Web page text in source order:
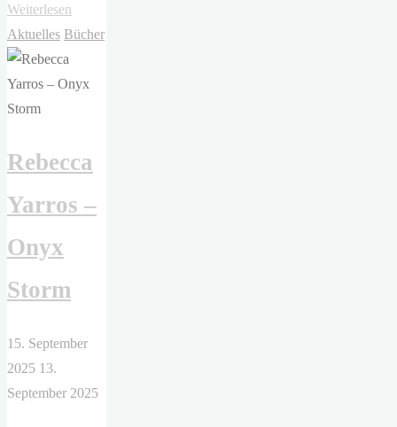
Weiterlesen
Gier
Rubinrot"
Aktuelles Bücher
Rebecca
Yarros –
Onyx
Storm
15. September
2025 13.
September 2025